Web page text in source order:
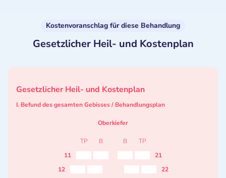
Kostenvoranschlag für diese Behandlung
Gesetzlicher Heil- und Kostenplan
Gesetzlicher Heil- und Kostenplan
I. Befund des gesamten Gebisses / Behandlungsplan
Oberkiefer
TP B B
TP
11
21
12
22